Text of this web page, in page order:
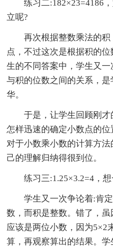
练习二:182×23=4186，
立呢?
再次根据整数乘法的积
点，不过这次是根据积的
生的不同答案中，学生又
与积的位数之间的关系，
华。
于是，让学生回顾刚才
怎样迅速的确定小数点的位
对于小数乘小数的计算方
己的理解归纳得很到位。
练习三:1.25×3.2=4，想
学生又一次争论着:肯定
数，而积是整数。错了，
应该是两位小数，因为5×2
算，再观察算出的结果。